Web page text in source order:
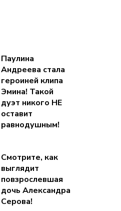
Паулина
Андреева стала
героиней клипа
Эмина! Такой
дуэт никого НЕ
оставит
равнодушным!
Смотрите, как
выглядит
повзрослевшая
дочь Александра
Серова!